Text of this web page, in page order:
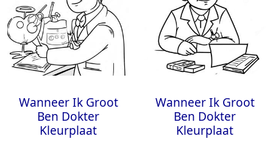
Wanneer Ik Groot
Ben Dokter
Kleurplaat
Wanneer Ik Groot
Ben Dokter
Kleurplaat